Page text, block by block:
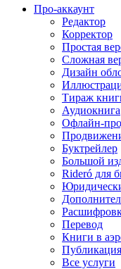
Про-аккаунт
Редактор
Корректор
Простая
Сложная
Дизайн
Тираж
Аудиокнига
Офлайн-
Буктрейлер
Большой
Rideró для
Перевод
Книги в
Публикация
Все услуги